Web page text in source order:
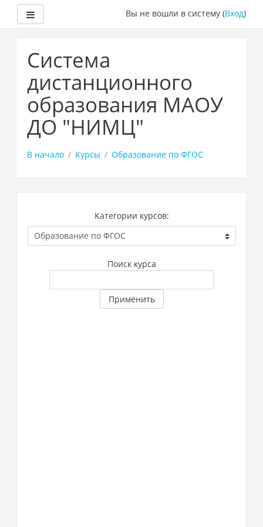
основному
Вы не вошли в систему (Вход)
Система
дистанционного
образования МАОУ
ДО "НИМЦ"
В начало Курсы Образование по ФГОС
Категории курсов:
Поиск курса
Применить